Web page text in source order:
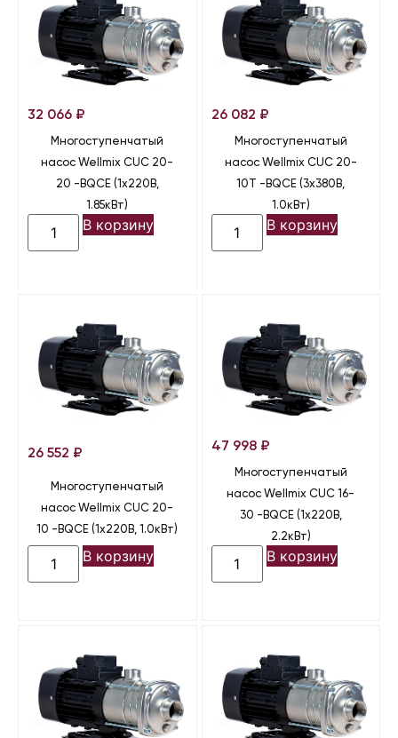
32 066 ₽
Многоступенчатый
насос Wellmix CUC 20-
20 -BQCE (1х220В,
1.85кВт)
В корзину
26 082 ₽
Многоступенчатый
насос Wellmix CUC 20-
10T -BQCE (3х380В,
1.0кВт)
В корзину
26 552 ₽
Многоступенчатый
насос Wellmix CUC 20-
10 -BQCE (1х220В, 1.0кВт)
В корзину
47 998 ₽
Многоступенчатый
насос Wellmix CUC 16-
30 -BQCE (1х220В,
2.2кВт)
В корзину